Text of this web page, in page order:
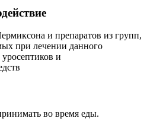
и препаратов из групп,
при лечении данного
и
во время еды.